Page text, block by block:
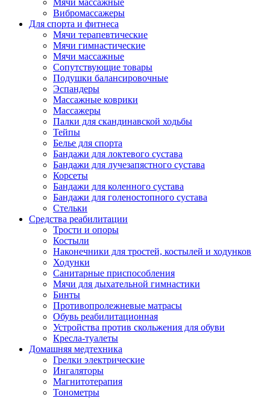
Мячи массажные
Вибромассажеры
Для спорта и фитнеса
Мячи терапевтические
Мячи гимнастические
Мячи массажные
Сопутствующие товары
Подушки балансировочные
Эспандеры
Массажные коврики
Массажеры
Палки для скандинавской ходьбы
Тейпы
Белье для спорта
Бандажи для локтевого сустава
Бандажи для лучезапястного сустава
Корсеты
Бандажи для коленного сустава
Бандажи для голеностопного сустава
Стельки
Средства реабилитации
Трости и опоры
Костыли
Наконечники для тростей, костылей и ходунков
Ходунки
Санитарные приспособления
Мячи для дыхательной гимнастики
Бинты
Противопролежневые матрасы
Обувь реабилитационная
Устройства против скольжения для обуви
Кресла-туалеты
Домашняя медтехника
Грелки электрические
Ингаляторы
Магнитотерапия
Тонометры